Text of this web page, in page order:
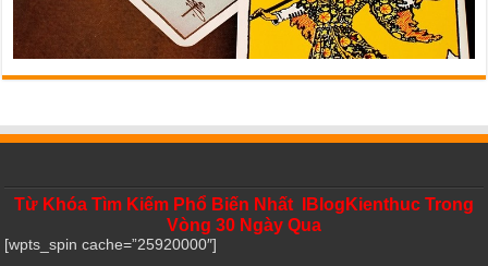
Từ Khóa Tìm Kiếm Phổ Biến Nhất IBlogKienthuc Trong
Vòng 30 Ngày Qua
[wpts_spin cache=”25920000″]